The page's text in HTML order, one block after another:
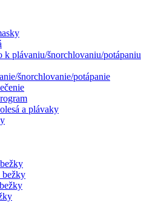
k plávaniu/šnorchlovaniu/potápaniu
šnorchlovanie/potápanie
a plávaky
bežky